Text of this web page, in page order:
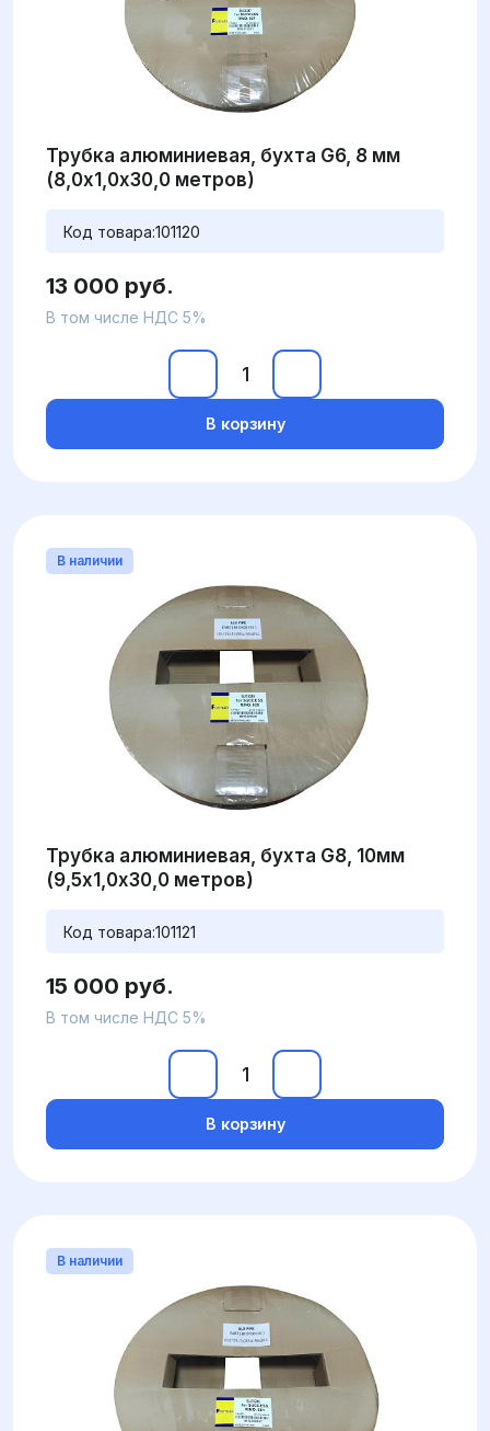
Трубка алюминиевая, бухта G6, 8 мм
(8,0х1,0х30,0 метров)
Код товара:101120
13 000 руб.
В том числе НДС 5%
В корзину
В наличии
Трубка алюминиевая, бухта G8, 10мм
(9,5х1,0х30,0 метров)
Код товара:101121
15 000 руб.
В том числе НДС 5%
В корзину
В наличии